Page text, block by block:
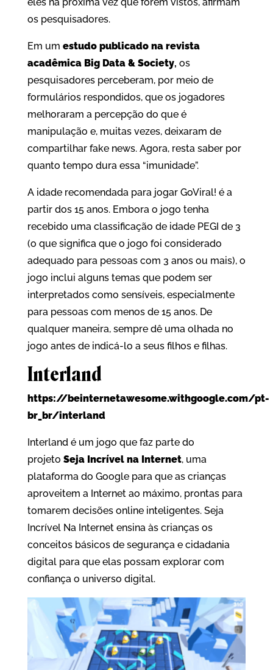
os pesquisadores.
Em um estudo publicado na revista
acadêmica Big Data & Society, os
pesquisadores perceberam, por meio de
formulários respondidos, que os jogadores
melhoraram a percepção do que é
manipulação e, muitas vezes, deixaram de
compartilhar fake news. Agora, resta saber por
quanto tempo dura essa “imunidade”.
A idade recomendada para jogar GoViral! é a
partir dos 15 anos. Embora o jogo tenha
recebido uma classificação de idade PEGI de 3
(o que significa que o jogo foi considerado
adequado para pessoas com 3 anos ou mais), o
jogo inclui alguns temas que podem ser
interpretados como sensíveis, especialmente
para pessoas com menos de 15 anos. De
qualquer maneira, sempre dê uma olhada no
jogo antes de indicá-lo a seus filhos e filhas.
Interland
https://beinternetawesome.withgoogle.com/pt-
br_br/interland
Interland é um jogo que faz parte do
projeto Seja Incrível na Internet, uma
plataforma do Google para que as crianças
aproveitem a Internet ao máximo, prontas para
tomarem decisões online inteligentes. Seja
Incrível Na Internet ensina às crianças os
conceitos básicos de segurança e cidadania
digital para que elas possam explorar com
confiança o universo digital.